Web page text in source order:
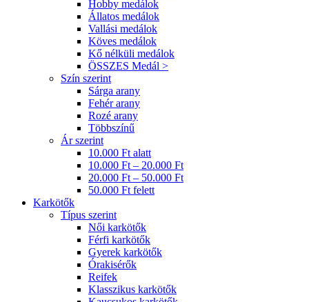
Hobby medálok
Állatos medálok
Vallási medálok
Köves medálok
Kő nélküli medálok
ÖSSZES Medál >
Szín szerint
Sárga arany
Fehér arany
Rozé arany
Többszínű
Ár szerint
10.000 Ft alatt
10.000 Ft – 20.000 Ft
20.000 Ft – 50.000 Ft
50.000 Ft felett
Karkötők
Típus szerint
Női karkötők
Férfi karkötők
Gyerek karkötők
Órakisérők
Reifek
Klasszikus karkötők